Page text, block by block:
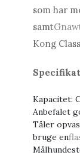
som har
samt
Kong
Kapacitet:
Anbefalet
Tåler
bruge en